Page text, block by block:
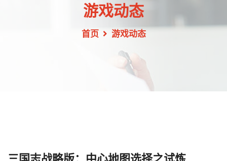
游戏动态
首页 游戏动态